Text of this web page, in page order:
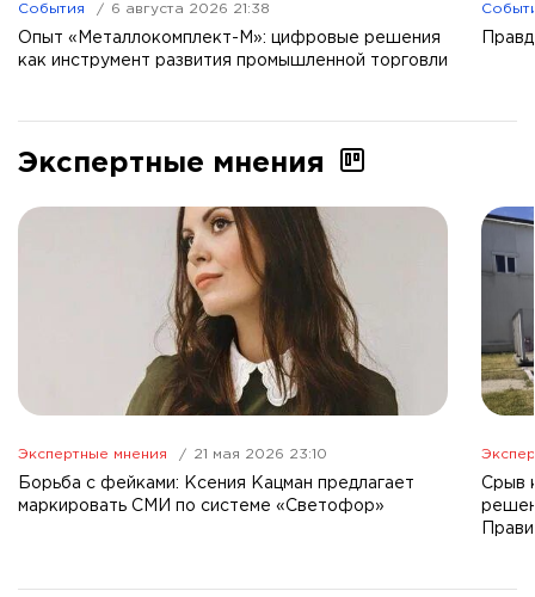
События 6 августа 2026 21:38
Опыт «Металлокомплект-М»: цифровые решения
как инструмент развития промышленной торговли
Экспертные мнения
Экспертные мнения 21 мая 2026 23:10
Борьба с фейками: Ксения Кацман предлагает
маркировать СМИ по системе «Светофор»
Срыв